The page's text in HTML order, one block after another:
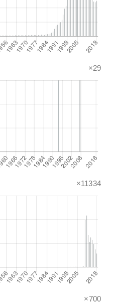
×29
×11334
×700